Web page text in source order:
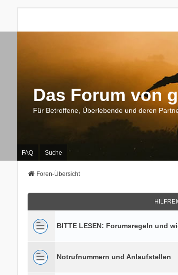
Das Forum von
Für Betroffene, Überlebende und deren
FAQ Suche
Foren-Übersicht
BITTE LESEN: Forumsregeln und
Notrufnummern und Anlaufstellen